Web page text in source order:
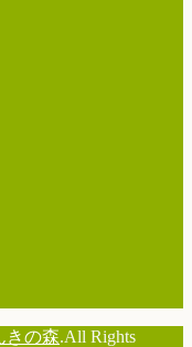
の森.All Rights